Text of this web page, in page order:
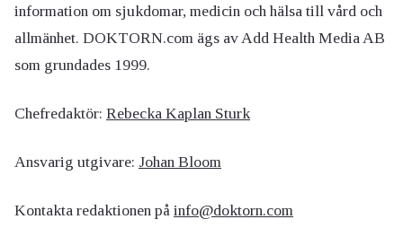
information om sjukdomar, medicin och hälsa till vård och
allmänhet. DOKTORN.com ägs av Add Health Media AB
som grundades 1999.
Chefredaktör: Rebecka Kaplan Sturk
Ansvarig utgivare: Johan Bloom
Kontakta redaktionen på info@doktorn.com